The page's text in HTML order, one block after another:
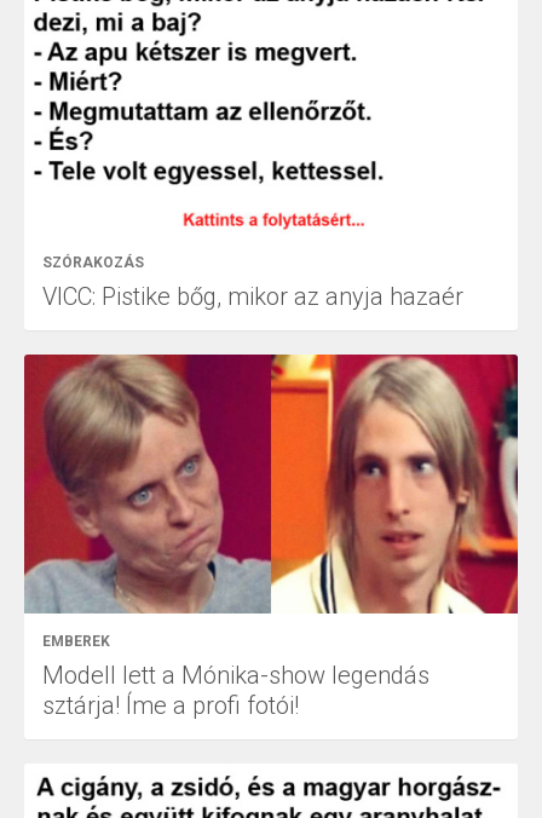
SZÓRAKOZÁS
VICC: Pistike bőg, mikor az anyja hazaér
EMBEREK
Modell lett a Mónika-show legendás
sztárja! Íme a profi fotói!